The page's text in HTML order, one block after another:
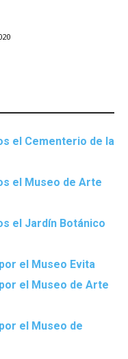
el Cementerio de la
el Museo de Arte
el Jardín Botánico
el Museo Evita
el Museo de Arte
el Museo de